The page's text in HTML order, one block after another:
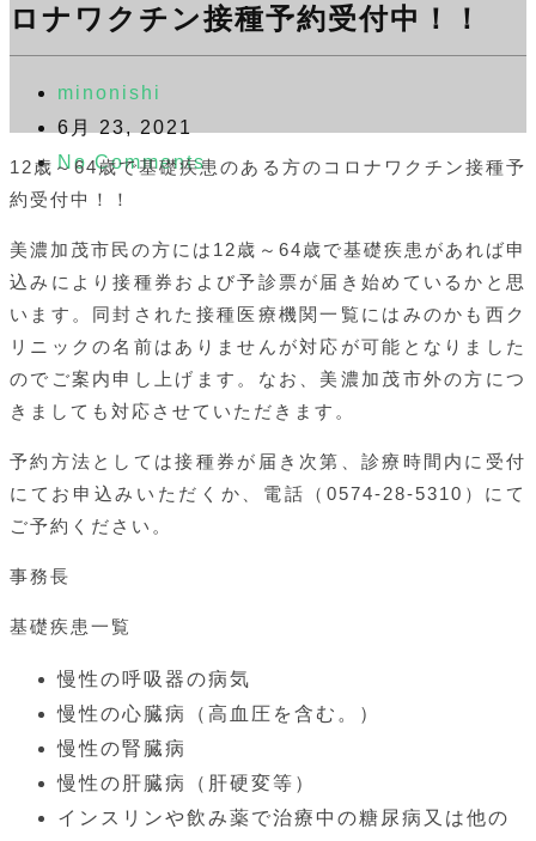
ロナワクチン接種予約受付中！！
minonishi
6月 23, 2021
No Comments
12歳～64歳で基礎疾患のある方のコロナワクチン接種予
約受付中！！
美濃加茂市民の方には12歳～64歳で基礎疾患があれば申
込みにより接種券および予診票が届き始めているかと思
います。同封された接種医療機関一覧にはみのかも西ク
リニックの名前はありませんが対応が可能となりました
のでご案内申し上げます。なお、美濃加茂市外の方につ
きましても対応させていただきます。
予約方法としては接種券が届き次第、診療時間内に受付
にてお申込みいただくか、電話（0574-28-5310）にて
ご予約ください。
事務長
基礎疾患一覧
慢性の呼吸器の病気
慢性の心臓病（高血圧を含む。）
慢性の腎臓病
慢性の肝臓病（肝硬変等）
インスリンや飲み薬で治療中の糖尿病又は他の